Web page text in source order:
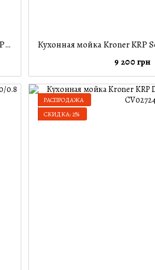
Кухонная мойка Kroner KRP Schwarze - SET7546ARTHM PVD (3.0/0.8 мм)
9 200 грн
РАСПРОДАЖА
СКИДКА: 2%